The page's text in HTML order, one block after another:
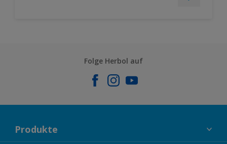
Folge Herbol auf
Produkte